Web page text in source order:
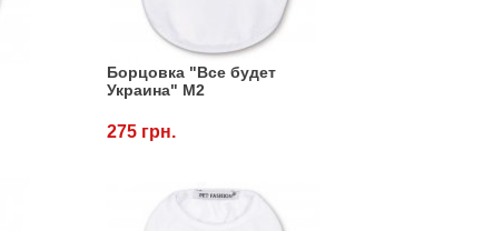
Борцовка "Все будет
Украина" M2
275 грн.